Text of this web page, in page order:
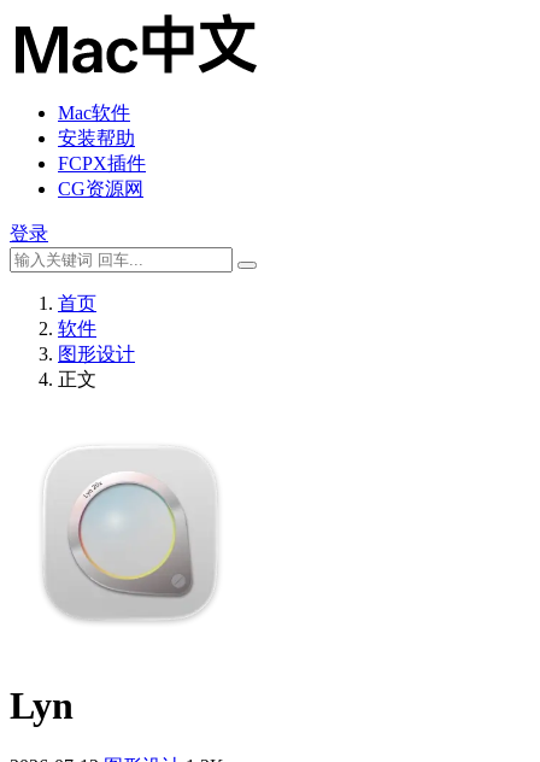
Mac软件
安装帮助
FCPX插件
CG资源网
登录
首页
软件
图形设计
正文
Lyn